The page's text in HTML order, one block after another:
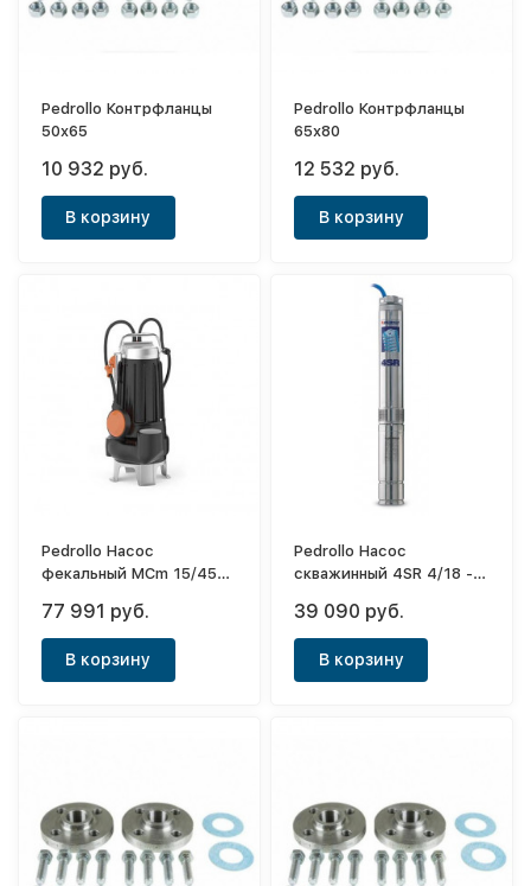
Pedrollo Контрфланцы
50x65
10 932 руб.
В корзину
Pedrollo Контрфланцы
65x80
12 532 руб.
В корзину
Pedrollo Насос
фекальный MCm 15/45
77 991 руб.
В корзину
Pedrollo Насос
скважинный 4SR 4/18 -
39 090 руб.
В корзину